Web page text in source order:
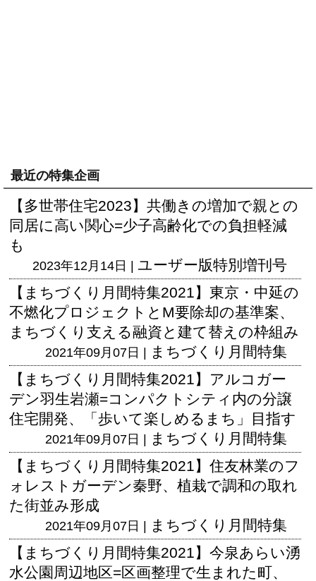
最近の特集企画
【多世帯住宅2023】共働きの増加で親との
同居に高い関心=少子高齢化での負担軽減
も
2023年12月14日 | ユーザー版特別増刊号
【まちづくり月間特集2021】東京・中延の
不燃化プロジェクトとM要除却の基準案、
まちづくり支える融資と建て替えの枠組み
2021年09月07日 | まちづくり月間特集
【まちづくり月間特集2021】アルコガー
デン羽生岩瀬=コンパクトシティ内の分譲
住宅開発、「歩いて楽しめるまち」目指す
2021年09月07日 | まちづくり月間特集
【まちづくり月間特集2021】住友林業のフ
ォレストガーデン秦野、植栽で調和の取れ
た街並み形成
2021年09月07日 | まちづくり月間特集
【まちづくり月間特集2021】今泉あらい湧
水公園周辺地区=区画整理で生まれた町、